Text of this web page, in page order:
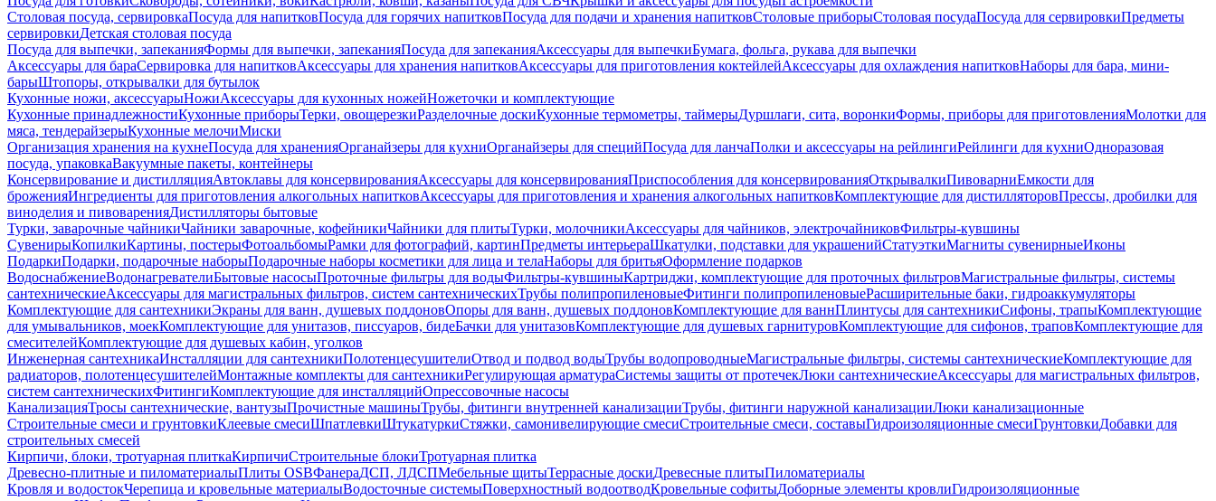
Столовая посуда, сервировкаПосуда для напитковПосуда для горячих напитковПосуда для подачи и хранения напитковСтоловые приборыСтоловая посудаПосуда для сервировкиПредметы
сервировкиДетская столовая посуда
Посуда для выпечки, запеканияФормы для выпечки, запеканияПосуда для запеканияАксессуары для выпечкиБумага, фольга, рукава для выпечки
Аксессуары для бараСервировка для напитковАксессуары для хранения напитковАксессуары для приготовления коктейлейАксессуары для охлаждения напитковНаборы для бара, мини-
барыШтопоры, открывалки для бутылок
Кухонные ножи, аксессуарыНожиАксессуары для кухонных ножейНожеточки и комплектующие
Кухонные принадлежностиКухонные приборыТерки, овощерезкиРазделочные доскиКухонные термометры, таймерыДуршлаги, сита, воронкиФормы, приборы для приготовленияМолотки для
мяса, тендерайзерыКухонные мелочиМиски
Организация хранения на кухнеПосуда для храненияОрганайзеры для кухниОрганайзеры для специйПосуда для ланчаПолки и аксессуары на рейлингиРейлинги для кухниОдноразовая
посуда, упаковкаВакуумные пакеты, контейнеры
Консервирование и дистилляцияАвтоклавы для консервированияАксессуары для консервированияПриспособления для консервированияОткрывалкиПивоварниЕмкости для
броженияИнгредиенты для приготовления алкогольных напитковАксессуары для приготовления и хранения алкогольных напитковКомплектующие для дистилляторовПрессы, дробилки для
виноделия и пивоваренияДистилляторы бытовые
Турки, заварочные чайникиЧайники заварочные, кофейникиЧайники для плитыТурки, молочникиАксессуары для чайников, электрочайниковФильтры-кувшины
СувенирыКопилкиКартины, постерыФотоальбомыРамки для фотографий, картинПредметы интерьераШкатулки, подставки для украшенийСтатуэткиМагниты сувенирныеИконы
ПодаркиПодарки, подарочные наборыПодарочные наборы косметики для лица и телаНаборы для бритьяОформление подарков
ВодоснабжениеВодонагревателиБытовые насосыПроточные фильтры для водыФильтры-кувшиныКартриджи, комплектующие для проточных фильтровМагистральные фильтры, системы
сантехническиеАксессуары для магистральных фильтров, систем сантехническихТрубы полипропиленовыеФитинги полипропиленовыеРасширительные баки, гидроаккумуляторы
Комплектующие для сантехникиЭкраны для ванн, душевых поддоновОпоры для ванн, душевых поддоновКомплектующие для ваннПлинтусы для сантехникиСифоны, трапыКомплектующие
для умывальников, моекКомплектующие для унитазов, писсуаров, бидеБачки для унитазовКомплектующие для душевых гарнитуровКомплектующие для сифонов, траповКомплектующие для
смесителейКомплектующие для душевых кабин, уголков
Инженерная сантехникаИнсталляции для сантехникиПолотенцесушителиОтвод и подвод водыТрубы водопроводныеМагистральные фильтры, системы сантехническиеКомплектующие для
радиаторов, полотенцесушителейМонтажные комплекты для сантехникиРегулирующая арматураСистемы защиты от протечекЛюки сантехническиеАксессуары для магистральных фильтров,
систем сантехническихФитингиКомплектующие для инсталляцийОпрессовочные насосы
КанализацияТросы сантехнические, вантузыПрочистные машиныТрубы, фитинги внутренней канализацииТрубы, фитинги наружной канализацииЛюки канализационные
Строительные смеси и грунтовкиКлеевые смесиШпатлевкиШтукатуркиСтяжки, самонивелирующие смесиСтроительные смеси, составыГидроизоляционные смесиГрунтовкиДобавки для
строительных смесей
Кирпичи, блоки, тротуарная плиткаКирпичиСтроительные блокиТротуарная плитка
Древесно-плитные и пиломатериалыПлиты OSBФанераДСП, ЛДСПМебельные щитыТеррасные доскиДревесные плитыПиломатериалы
Кровля и водостокЧерепица и кровельные материалыВодосточные системыПоверхностный водоотводКровельные софитыДоборные элементы кровлиГидроизоляционные